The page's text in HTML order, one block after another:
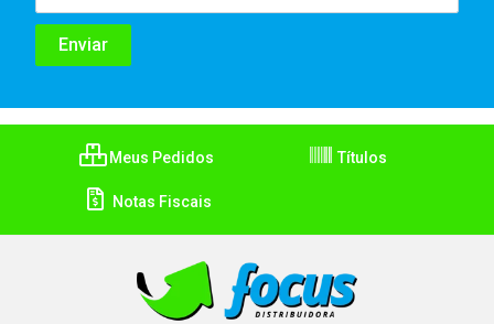
Meus Pedidos Títulos
Notas Fiscais